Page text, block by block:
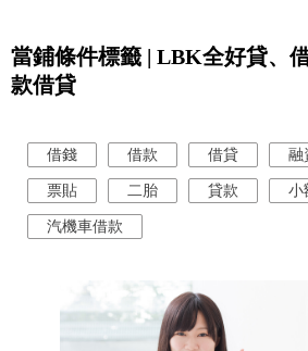
當鋪條件標籤 | LBK全好貸、
款借貸
借錢 借款 借貸 融
票貼 二胎 貸款 小
汽機車借款